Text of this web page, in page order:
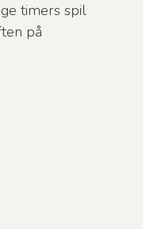
timers spil
på